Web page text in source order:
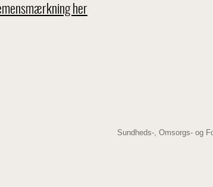
her
Sundheds-, Omsorgs- og